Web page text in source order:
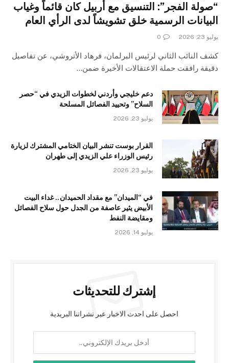
“صولة الفجر”: التنسيق مع أربيل كان قائماً وغياب
البيانات الرسمية خلق تشويشاً لدى الرأي العام
يوليو 23, 2026 0
كشف النائب الثاني لرئيس البرلمان، فرهاد الأتروشي، عن تفاصيل
دقيقة رافقت حملة الاعتقالات الأخيرة ضمن…
دعم خليجي وأردني لخطوات الزيدي في “حصر
السلاح” وتحييد الفصائل المسلحة
يوليو 23, 2026
القرار بوست تنشر البيان الختامي المشترك لزيارة
رئيس الوزراء علي الزيدي إلى طهران
يوليو 23, 2026
في “الميدان” مع مقداد الحميدان.. غداء البيت
الأبيض يثير عاصفة من الجدل حول سلاح الفصائل
ومقايضة النفط
يوليو 14, 2026
إشترك للتحديثات
احصل على احدث الاخبار عبر نشراتنا البريدية